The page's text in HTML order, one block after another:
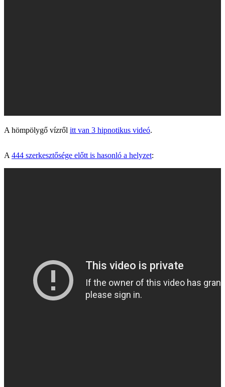
A hömpölygő vízről itt van 3 hipnotikus videó.
A 444 szerkesztősége előtt is hasonló a helyzet: